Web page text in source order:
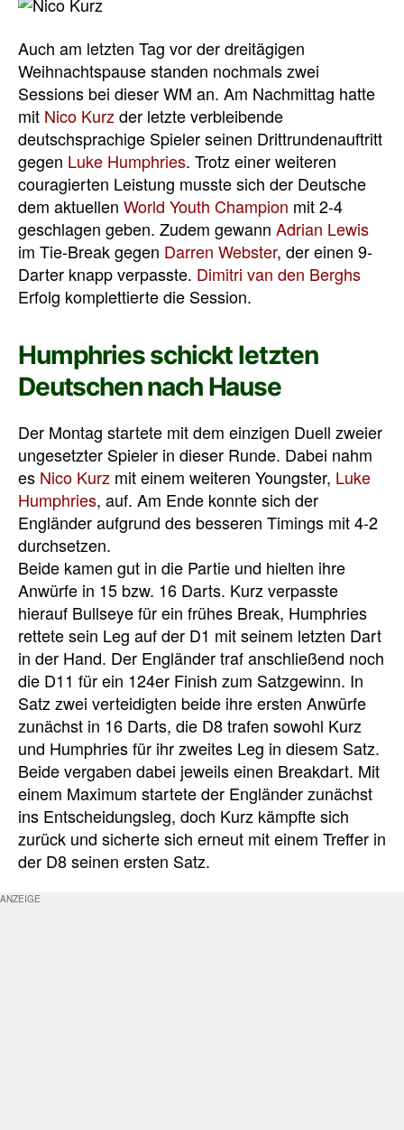
Auch am letzten Tag vor der dreitägigen
Weihnachtspause standen nochmals zwei
Sessions bei dieser WM an. Am Nachmittag hatte
mit Nico Kurz der letzte verbleibende
deutschsprachige Spieler seinen Drittrundenauftritt
gegen Luke Humphries. Trotz einer weiteren
couragierten Leistung musste sich der Deutsche
dem aktuellen World Youth Champion mit 2-4
geschlagen geben. Zudem gewann Adrian Lewis
im Tie-Break gegen Darren Webster, der einen 9-
Darter knapp verpasste. Dimitri van den Berghs
Erfolg komplettierte die Session.
Humphries schickt letzten
Deutschen nach Hause
Der Montag startete mit dem einzigen Duell zweier
ungesetzter Spieler in dieser Runde. Dabei nahm
es Nico Kurz mit einem weiteren Youngster, Luke
Humphries, auf. Am Ende konnte sich der
Engländer aufgrund des besseren Timings mit 4-2
durchsetzen.
Beide kamen gut in die Partie und hielten ihre
Anwürfe in 15 bzw. 16 Darts. Kurz verpasste
hierauf Bullseye für ein frühes Break, Humphries
rettete sein Leg auf der D1 mit seinem letzten Dart
in der Hand. Der Engländer traf anschließend noch
die D11 für ein 124er Finish zum Satzgewinn. In
Satz zwei verteidigten beide ihre ersten Anwürfe
zunächst in 16 Darts, die D8 trafen sowohl Kurz
und Humphries für ihr zweites Leg in diesem Satz.
Beide vergaben dabei jeweils einen Breakdart. Mit
einem Maximum startete der Engländer zunächst
ins Entscheidungsleg, doch Kurz kämpfte sich
zurück und sicherte sich erneut mit einem Treffer in
der D8 seinen ersten Satz.